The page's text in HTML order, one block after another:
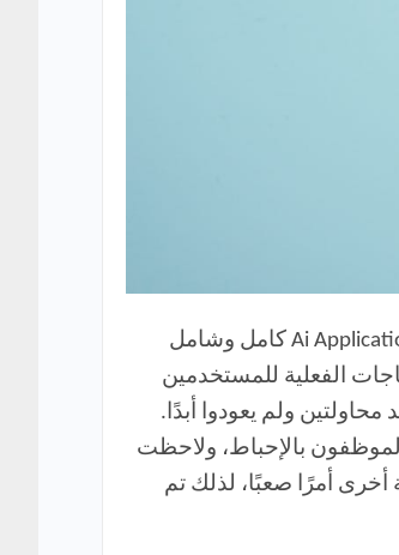
من خلال الخبرة، كنت أعرف أن هذا النوع من التفاؤل هش. فريق تكنولوجيا المعلومات العادي ليس مجهزًا لتنفيذ تطبيق Ai Application كامل وشامل
الفعلية للمستخدمين
ولم يعودوا أبدًا.
بالإحباط، ولاحظت
أمرًا صعبًا، لذلك تم